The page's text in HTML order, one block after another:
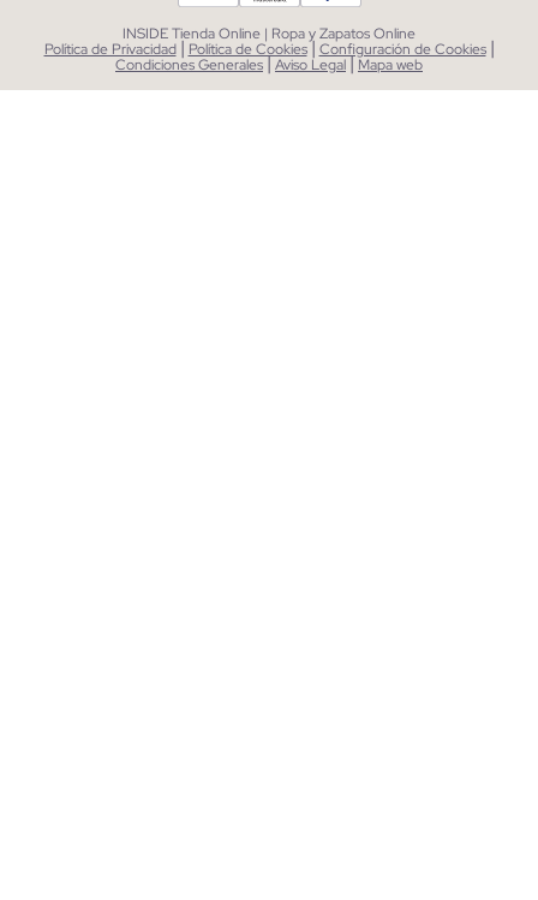
INSIDE Tienda Online | Ropa y Zapatos Online
Política de Privacidad | Política de Cookies| Configuración de Cookies |
Condiciones Generales|Aviso Legal| Mapa web